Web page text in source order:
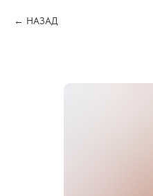
НАЗАД